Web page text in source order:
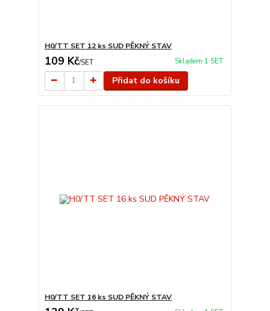
H0/TT SET 12 ks SUD PĚKNÝ STAV
109 Kč/SET Skladem 1 SET
Přidat do košíku
H0/TT SET 16 ks SUD PĚKNÝ STAV